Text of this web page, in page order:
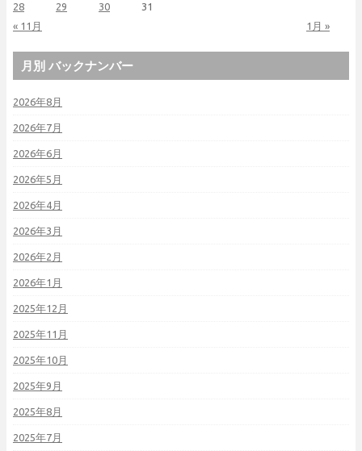
« 11月 1月 »
28
29 30 31
月別 バックナンバー
2026年8月
2026年7月
2026年6月
2026年5月
2026年4月
2026年3月
2026年2月
2026年1月
2025年12月
2025年11月
2025年10月
2025年9月
2025年8月
2025年7月